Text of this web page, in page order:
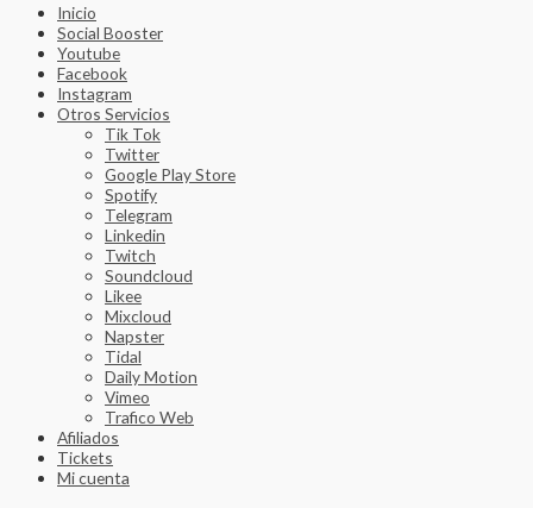
Inicio
Social Booster
Youtube
Facebook
Instagram
Otros Servicios
Tik Tok
Twitter
Google Play Store
Spotify
Telegram
Linkedin
Twitch
Soundcloud
Likee
Mixcloud
Napster
Tidal
Daily Motion
Vimeo
Trafico Web
Afiliados
Tickets
Mi cuenta